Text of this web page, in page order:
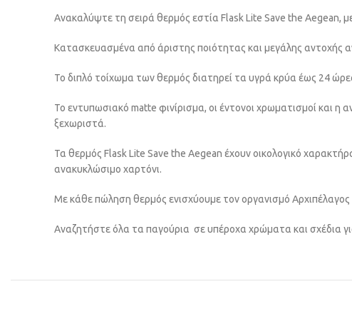
Ανακαλύψτε τη σειρά θερμός εστία Flask Lite Save the Aegean,
Κατασκευασμένα από άριστης ποιότητας και μεγάλης αντοχής
Το διπλό τοίχωμα των θερμός διατηρεί τα υγρά κρύα έως 24
Το εντυπωσιακό matte φινίρισμα, οι έντονοι χρωματισμοί και
ξεχωριστά.
Τα θερμός Flask Lite Save the Aegean έχουν οικολογικό
ανακυκλώσιμο χαρτόνι.
Με κάθε πώληση θερμός ενισχύουμε τον οργανισμό
Αναζητήστε όλα τα παγούρια σε υπέροχα χρώματα και σχέδια